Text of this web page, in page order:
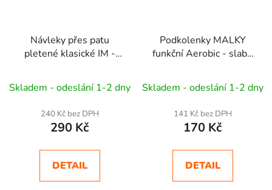
Návleky přes patu
pletené klasické IM -
Dance
Skladem - odeslání 1-2 dny
240 Kč bez DPH
290 Kč
DETAIL
Podkolenky MALKY
funkční Aerobic - slabé
Skladem - odeslání 1-2 dny
141 Kč bez DPH
170 Kč
DETAIL